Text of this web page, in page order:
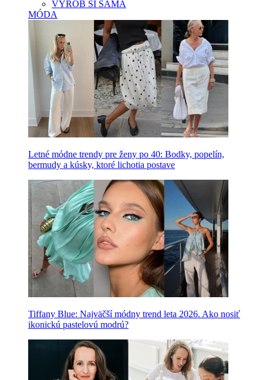
VYROB SI SAMA
MÓDA
Letné módne trendy pre ženy po 40: Bodky, popelín,
bermudy a kúsky, ktoré lichotia postave
Tiffany Blue: Najväčší módny trend leta 2026. Ako nosiť
ikonickú pastelovú modrú?